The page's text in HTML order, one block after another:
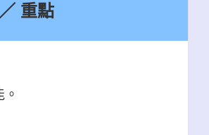
重點